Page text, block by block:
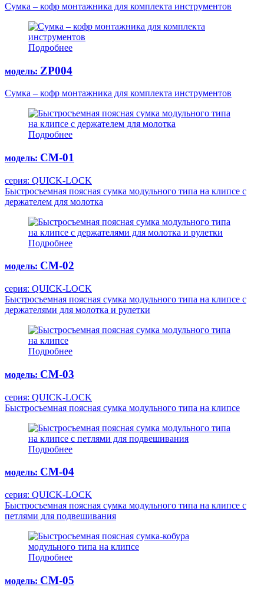
Сумка – кофр монтажника для комплекта инструментов
Подробнее
модель: ZP004
Сумка – кофр монтажника для комплекта инструментов
Подробнее
модель: СМ-01
серия: QUICK-LOCK
Быстросъемная поясная сумка модульного типа на клипсе с
держателем для молотка
Подробнее
модель: СМ-02
серия: QUICK-LOCK
Быстросъемная поясная сумка модульного типа на клипсе с
держателями для молотка и рулетки
Подробнее
модель: СМ-03
серия: QUICK-LOCK
Быстросъемная поясная сумка модульного типа на клипсе
Подробнее
модель: СМ-04
серия: QUICK-LOCK
Быстросъемная поясная сумка модульного типа на клипсе с
петлями для подвешивания
Подробнее
модель: СМ-05